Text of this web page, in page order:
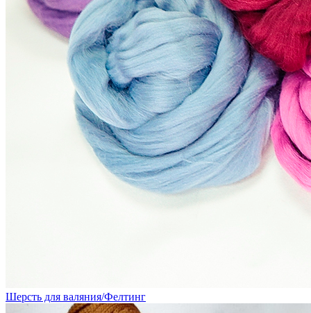
Шерсть для валяния/Фелтинг